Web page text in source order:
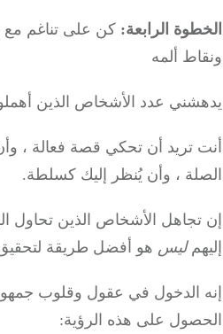
الرابعة:كن على تناغم مع
ألمه
عدد الأشخاص الذين أهملوا
تريد أن تحكي قصة فعالة ، وأن
، وأن يُنظر إليك كسلطة.
الأشخاص الذين تحاول
ليسهو أفضل طريقة لتحقيق
الدخول في عقول وقلوب
على هذه الرؤية: